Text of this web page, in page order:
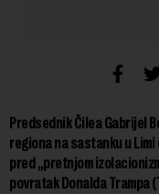
Predsednik Čilea Gabrijel
regiona na sastanku u
pred „pretnjom
povratak Donalda Trampa